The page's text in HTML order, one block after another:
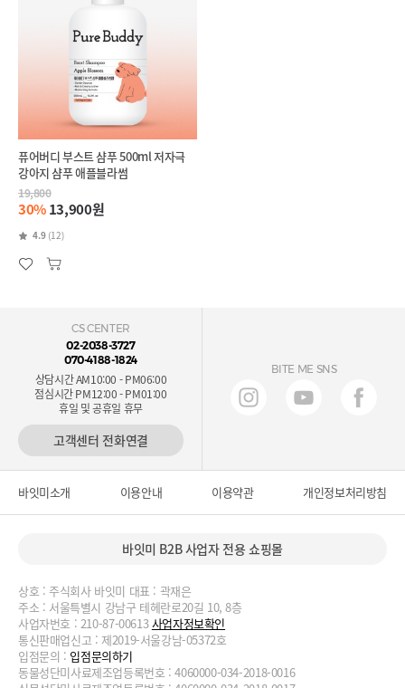
퓨어버디 부스트 샴푸 500ml 저자극
강아지 샴푸 애플블라썸
19,800
30%13,900원
4.9 (12)
CS CENTER
02-2038-3727
070-4188-1824
상담시간 AM10:00 - PM06:00
점심시간 PM12:00 - PM01:00
휴일 및 공휴일 휴무
고객센터 전화연결
BITE ME SNS
바잇미소개 이용안내 이용약관 개인정보처리방침
바잇미 B2B 사업자 전용 쇼핑몰
상호 : 주식회사 바잇미 대표 : 곽재은
주소 : 서울특별시 강남구 테헤란로20길 10, 8층
사업자번호 : 210-87-00613사업자정보확인
통신판매업신고 : 제2019-서울강남-05372호
입점문의 : 입점문의하기
동물성단미사료제조업등록번호 : 4060000-034-2018-0016